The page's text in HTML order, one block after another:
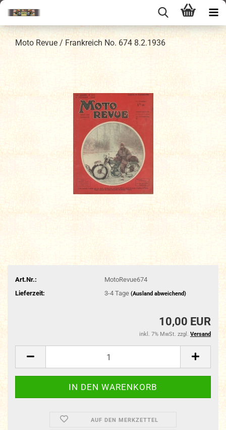
Moto Revue / Frankreich No. 674 8.2.1936
Art.Nr.:
MotoRevue674
Lieferzeit:
3-4 Tage (Ausland abweichend)
10,00 EUR
inkl. 7% MwSt. zzgl. Versand
AUF DEN MERKZETTEL